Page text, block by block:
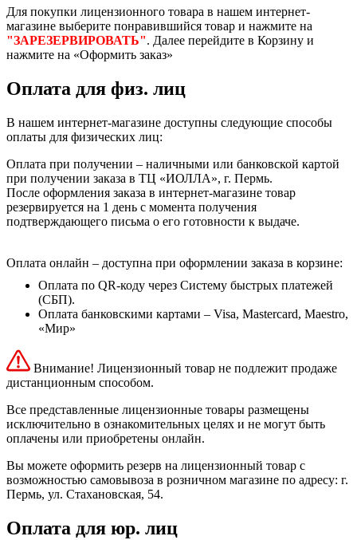
Для покупки лицензионного товара в нашем интернет-
магазине выберите понравившийся товар и нажмите на
"ЗАРЕЗЕРВИРОВАТЬ". Далее перейдите в Корзину и
нажмите на «Оформить заказ»
Оплата для физ. лиц
В нашем интернет-магазине доступны следующие способы
оплаты для физических лиц:
Оплата при получении – наличными или банковской картой
при получении заказа в ТЦ «ИОЛЛА», г. Пермь.
После оформления заказа в интернет-магазине товар
резервируется на 1 день с момента получения
подтверждающего письма о его готовности к выдаче.
Оплата онлайн – доступна при оформлении заказа в корзине:
Оплата по QR-коду через Систему быстрых платежей
(СБП).
Оплата банковскими картами – Visa, Mastercard, Maestro,
«Мир»
Внимание! Лицензионный товар не подлежит продаже
дистанционным способом.
Все представленные лицензионные товары размещены
исключительно в ознакомительных целях и не могут быть
оплачены или приобретены онлайн.
Вы можете оформить резерв на лицензионный товар с
возможностью самовывоза в розничном магазине по адресу: г.
Пермь, ул. Стахановская, 54.
Оплата для юр. лиц